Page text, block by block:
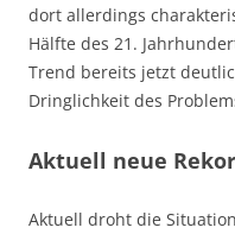
dort allerdings
Hälfte des 21.
Trend bereits jetzt
Dringlichkeit des
Aktuell neue
Aktuell droht die